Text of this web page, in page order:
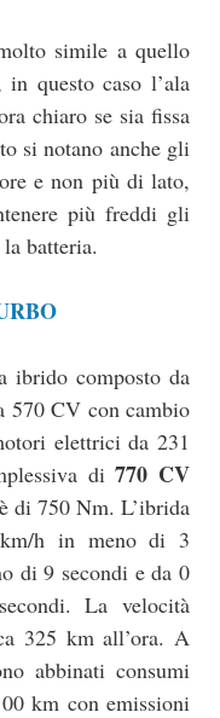
simile a quello
in questo caso l’ala
chiaro se sia fissa
si notano anche gli
e non più di lato,
più freddi gli
batteria.
ibrido composto da
570 CV con cambio
elettrici da 231
di770 CV
di 750 Nm. L’ibrida
h in meno di 3
di 9 secondi e da 0
La velocità
325 km all’ora. A
abbinati consumi
km con emissioni